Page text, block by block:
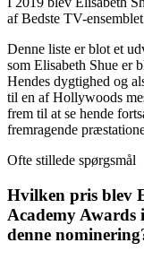
af Bedste TV-
Denne liste er blot et
som Elisabeth Shue er
Hendes dygtighed og
til en af Hollywoods
frem til at se hende
fremragende
Ofte stillede spørgsmål
Hvilken pris blev
Academy Awards
denne